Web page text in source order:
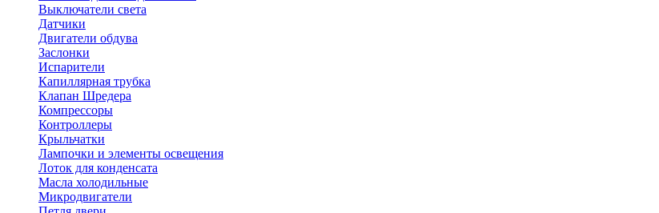
Выключатели света
Датчики
Двигатели обдува
Заслонки
Испарители
Капиллярная трубка
Клапан Шредера
Компрессоры
Контроллеры
Крыльчатки
Лампочки и элементы освещения
Лоток для конденсата
Масла холодильные
Микродвигатели